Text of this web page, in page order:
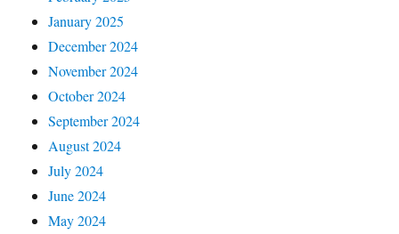
January 2025
December 2024
November 2024
October 2024
September 2024
August 2024
July 2024
June 2024
May 2024